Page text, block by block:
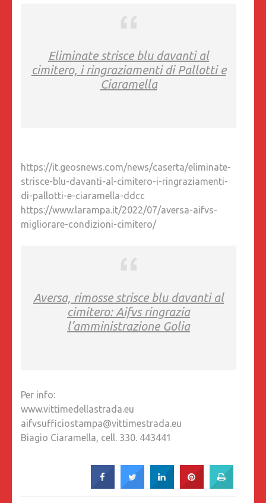
Eliminate strisce blu davanti al
cimitero, i ringraziamenti di Pallotti e
Ciaramella
https://it.geosnews.com/news/caserta/eliminate-
strisce-blu-davanti-al-cimitero-i-ringraziamenti-
di-pallotti-e-ciaramella-ddcc
https://www.larampa.it/2022/07/aversa-aifvs-
migliorare-condizioni-cimitero/
Aversa, rimosse strisce blu davanti al
cimitero: Aifvs ringrazia
l’amministrazione Golia
Per info:
www.vittimedellastrada.eu
aifvsufficiostampa@vittimestrada.eu
Biagio Ciaramella, cell. 330. 443441